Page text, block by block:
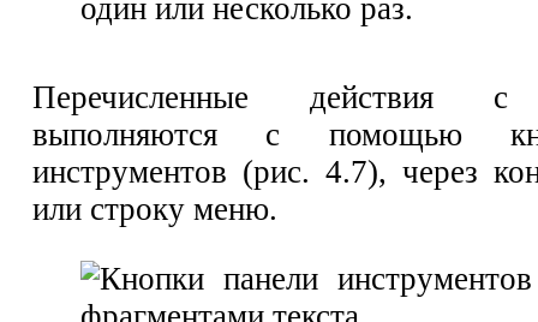
один или несколько раз.
Перечисленные действия с
выполняются с помощью
инструментов (рис. 4.7), через
или строку меню.